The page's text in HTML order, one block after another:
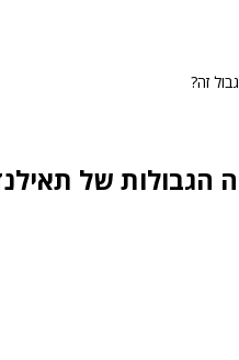
זה?
הגבולות של